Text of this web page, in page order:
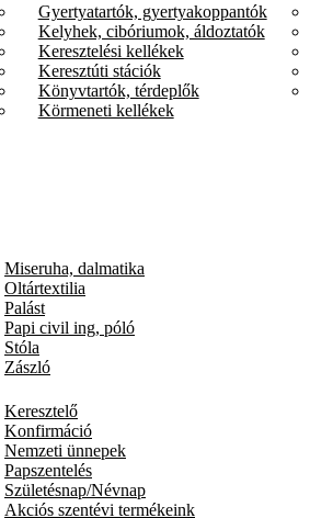
Gyertyatartók, gyertyakoppantók
Kelyhek, cibóriumok, áldoztatók
Keresztelési kellékek
Keresztúti stációk
Könyvtartók, térdeplők
Körmeneti kellékek
Miseruha, dalmatika
Oltártextilia
Palást
Papi civil ing, póló
Stóla
Zászló
Keresztelő
Konfirmáció
Nemzeti ünnepek
Papszentelés
Születésnap/Névnap
Akciós szentévi termékeink